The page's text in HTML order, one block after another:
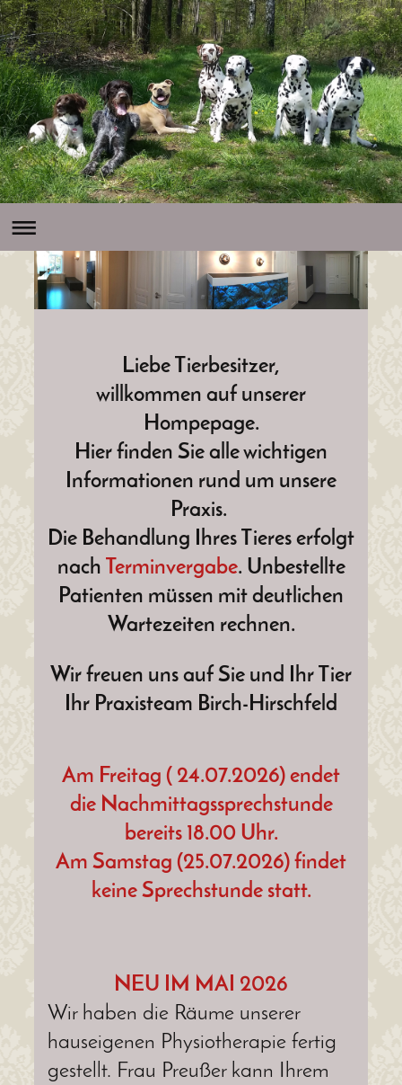
Liebe Tierbesitzer,
willkommen auf unserer
Hompepage.
Hier finden Sie alle wichtigen
Informationen rund um unsere
Praxis.
Die Behandlung Ihres Tieres erfolgt
nach
Terminvergabe. Unbestellte
Patienten müssen mit deutlichen
Wartezeiten rechnen.
Wir freuen uns auf Sie und Ihr Tier
Ihr Praxisteam Birch-Hirschfeld
Am Freitag ( 24.07.2026) endet
die Nachmittagssprechstunde
bereits 18.00 Uhr.
Am Samstag (25.07.2026) findet
keine Sprechstunde statt.
NEU IM MAI 2026
Wir haben die Räume unserer
hauseigenen Physiotherapie fertig
gestellt. Frau Preußer kann Ihrem